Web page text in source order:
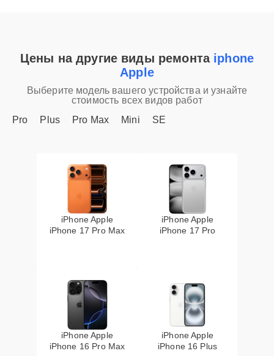
Цены на другие виды ремонта iphone
Apple
Выберите модель вашего устройства и узнайте
стоимость всех видов работ
Pro
Plus Pro Max Mini SE
iPhone Apple
iPhone 17 Pro Max
iPhone Apple
iPhone 17 Pro
iPhone Apple
iPhone 16 Pro Max
iPhone Apple
iPhone 16 Plus